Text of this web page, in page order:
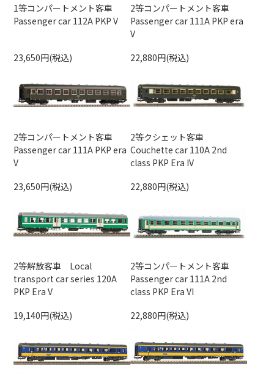
1等コンパートメント客車
Passenger car 112A PKP V
23,650円(税込)
2等コンパートメント客車
Passenger car 111A PKP era
V
22,880円(税込)
2等コンパートメント客車
Passenger car 111A PKP era
V
23,650円(税込)
2等クシェット客車
Couchette car 110A 2nd
class PKP Era IV
22,880円(税込)
2等解放客車 Local
transport car series 120A
PKP Era V
19,140円(税込)
2等コンパートメント客車
Passenger car 111A 2nd
class PKP Era VI
22,880円(税込)